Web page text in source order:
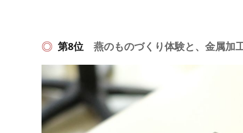
第8位 燕のものづくり体験と、金属加